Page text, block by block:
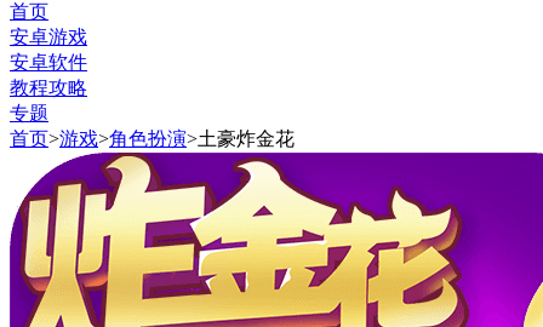
首页
安卓游戏
安卓软件
教程攻略
专题
首页>游戏>角色扮演>土豪炸金花